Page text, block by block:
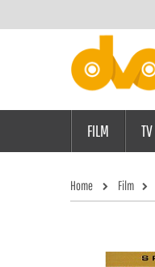
FILM TV
Home Film